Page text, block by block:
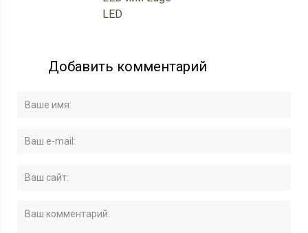
LED
Добавить комментарий